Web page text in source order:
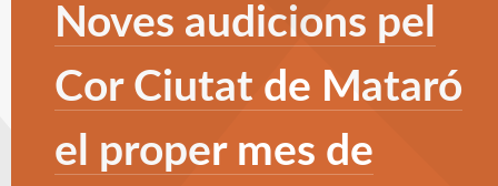
Noves audicions pel
Cor Ciutat de Mataró
el proper mes de